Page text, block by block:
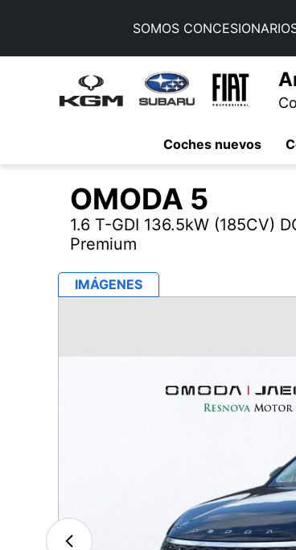
SOMOS
Coches nuevos
OMODA 5
1.6 T-GDI 136.5kW (185CV)
Premium
IMÁGENES